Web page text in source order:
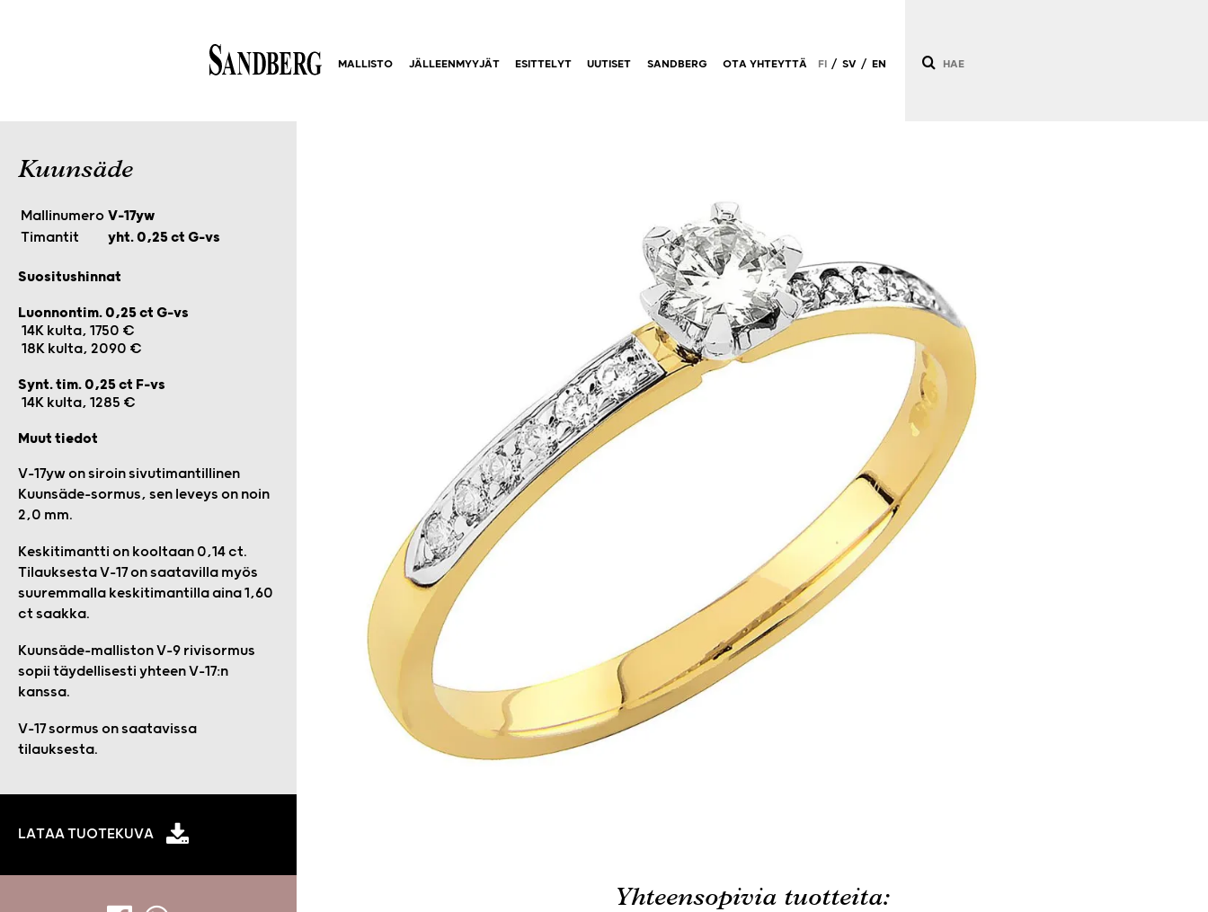
Kuunsäde
Mallinumero V-17yw
Timantit
yht. 0,25 ct G-vs
Suositushinnat
Luonnontim. 0,25 ct G-vs
14K kulta, 1750 €
18K kulta, 2090 €
Synt. tim. 0,25 ct F-vs
14K kulta, 1285 €
Muut tiedot
V-17yw on siroin sivutimantillinen
Kuunsäde-sormus, sen leveys on noin
2,0 mm.
Keskitimantti on kooltaan 0,14 ct.
Tilauksesta V-17 on saatavilla myös
suuremmalla keskitimantilla aina 1,60
ct saakka.
Kuunsäde-malliston V-9 rivisormus
sopii täydellisesti yhteen V-17:n
kanssa.
V-17 sormus on saatavissa
tilauksesta.
LATAA TUOTEKUVA
Yhteensopivia tuotteita:
MALLISTO JÄLLEENMYYJÄT ESITTELYT UUTISET SANDBERG OTA YHTEYTTÄ FI / SV / EN